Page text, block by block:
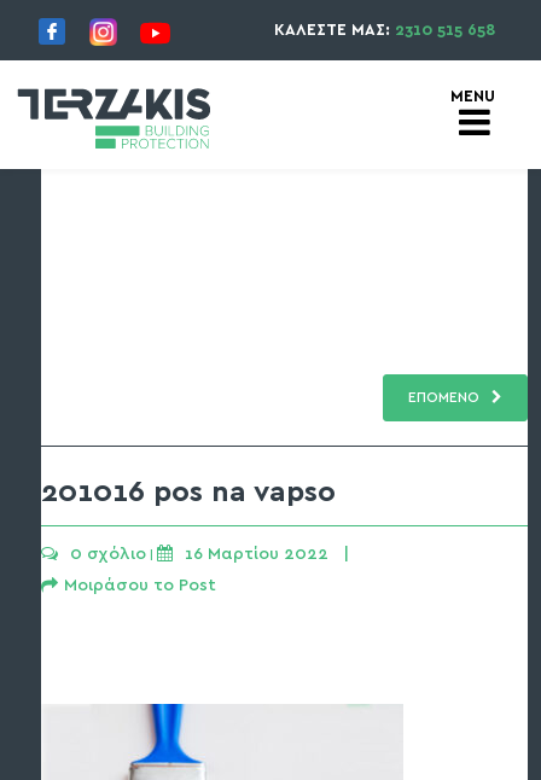
ΚΑΛΕΣΤΕ ΜΑΣ: 2310 515 658
ΕΠΟΜΕΝΟ
201016 pos na vapso
0 σχόλιο |
16 Μαρτίου 2022   |
Μοιράσου το Post